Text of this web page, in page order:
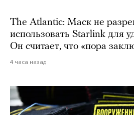
The Atlantic: Маск не
использовать Starlink для
Он считает, что «пора
4 часа назад